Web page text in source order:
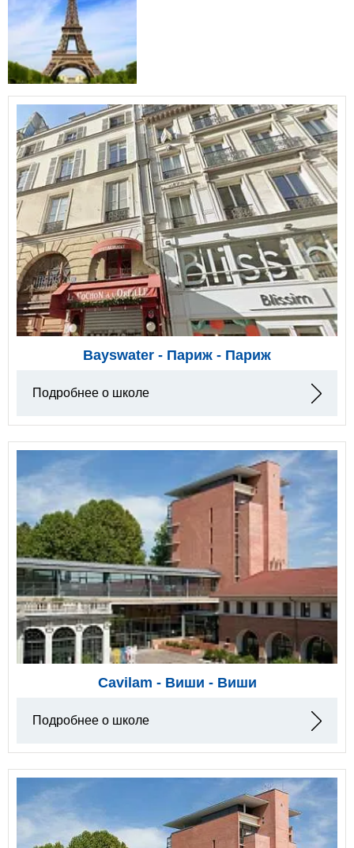
Bayswater - Париж - Париж
Подробнее о школе
Cavilam - Виши - Виши
Подробнее о школе